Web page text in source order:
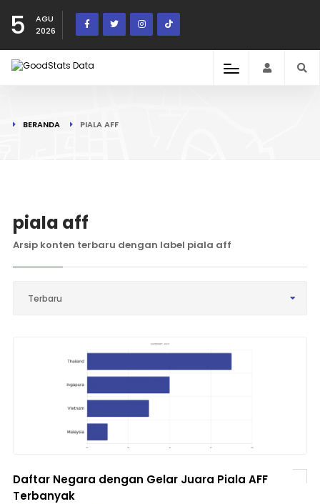
5
AGU
2026
BERANDA PIALA AFF
piala aff
Arsip konten terbaru dengan label piala aff
Terbaru
Daftar Negara dengan Gelar Juara Piala AFF
Terbanyak